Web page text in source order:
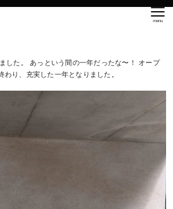
した。 あっという間の一年だったな〜！ オープ
り、充実した一年となりました。